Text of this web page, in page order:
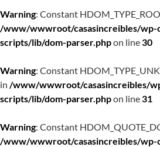
Warning: Constant
/www/wwwroot/casasincreibles/wp-
scripts/lib/dom-parser.phpon line30
Warning: Constant
in /www/wwwroot/casasincreibles/
scripts/lib/dom-parser.phpon line31
Warning: Constant
/www/wwwroot/casasincreibles/wp-